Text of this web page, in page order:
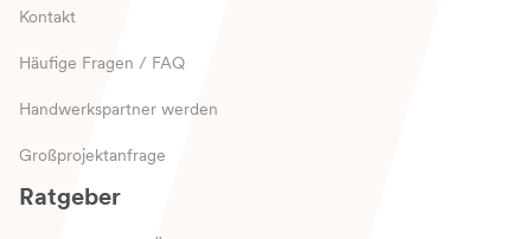
Kontakt
Häufige Fragen / FAQ
Handwerkspartner werden
Großprojektanfrage
Ratgeber